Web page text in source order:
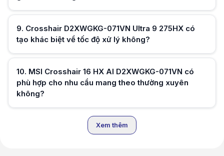
Hữu ích (0)
Hữu ích (0)
9. Crosshair D2XWGKG-071VN Ultra 9 275HX có
tạo khác biệt về tốc độ xử lý không?
10. MSI Crosshair 16 HX AI D2XWGKG-071VN có
phù hợp cho nhu cầu mang theo thường xuyên
không?
Xem thêm